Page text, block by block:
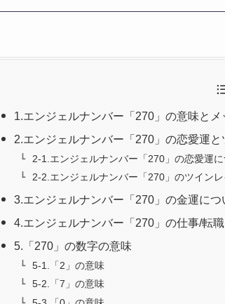
1.エンジェルナンバー「270」の意味とメ
2.エンジェルナンバー「270」の恋愛運と
2-1.エンジェルナンバー「270」の恋愛運
2-2.エンジェルナンバー「270」のツイン
3.エンジェルナンバー「270」の金運につ
4.エンジェルナンバー「270」の仕事/転
5.「270」の数字の意味
5-1.「2」の意味
5-2.「7」の意味